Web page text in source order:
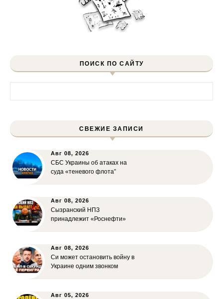
ПОИСК ПО САЙТУ
СВЕЖИЕ ЗАПИСИ
Авг 08, 2026
СБС Украины об атаках на
суда «теневого флота”
Авг 08, 2026
Сызранский НПЗ
принадлежит «Роснефти»
Авг 08, 2026
Си может остановить войну в
Украине одним звонком
Авг 05, 2026